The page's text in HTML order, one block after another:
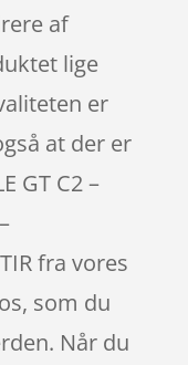
af
lige
er
at der er
GT C2 –
fra vores
som du
Når du